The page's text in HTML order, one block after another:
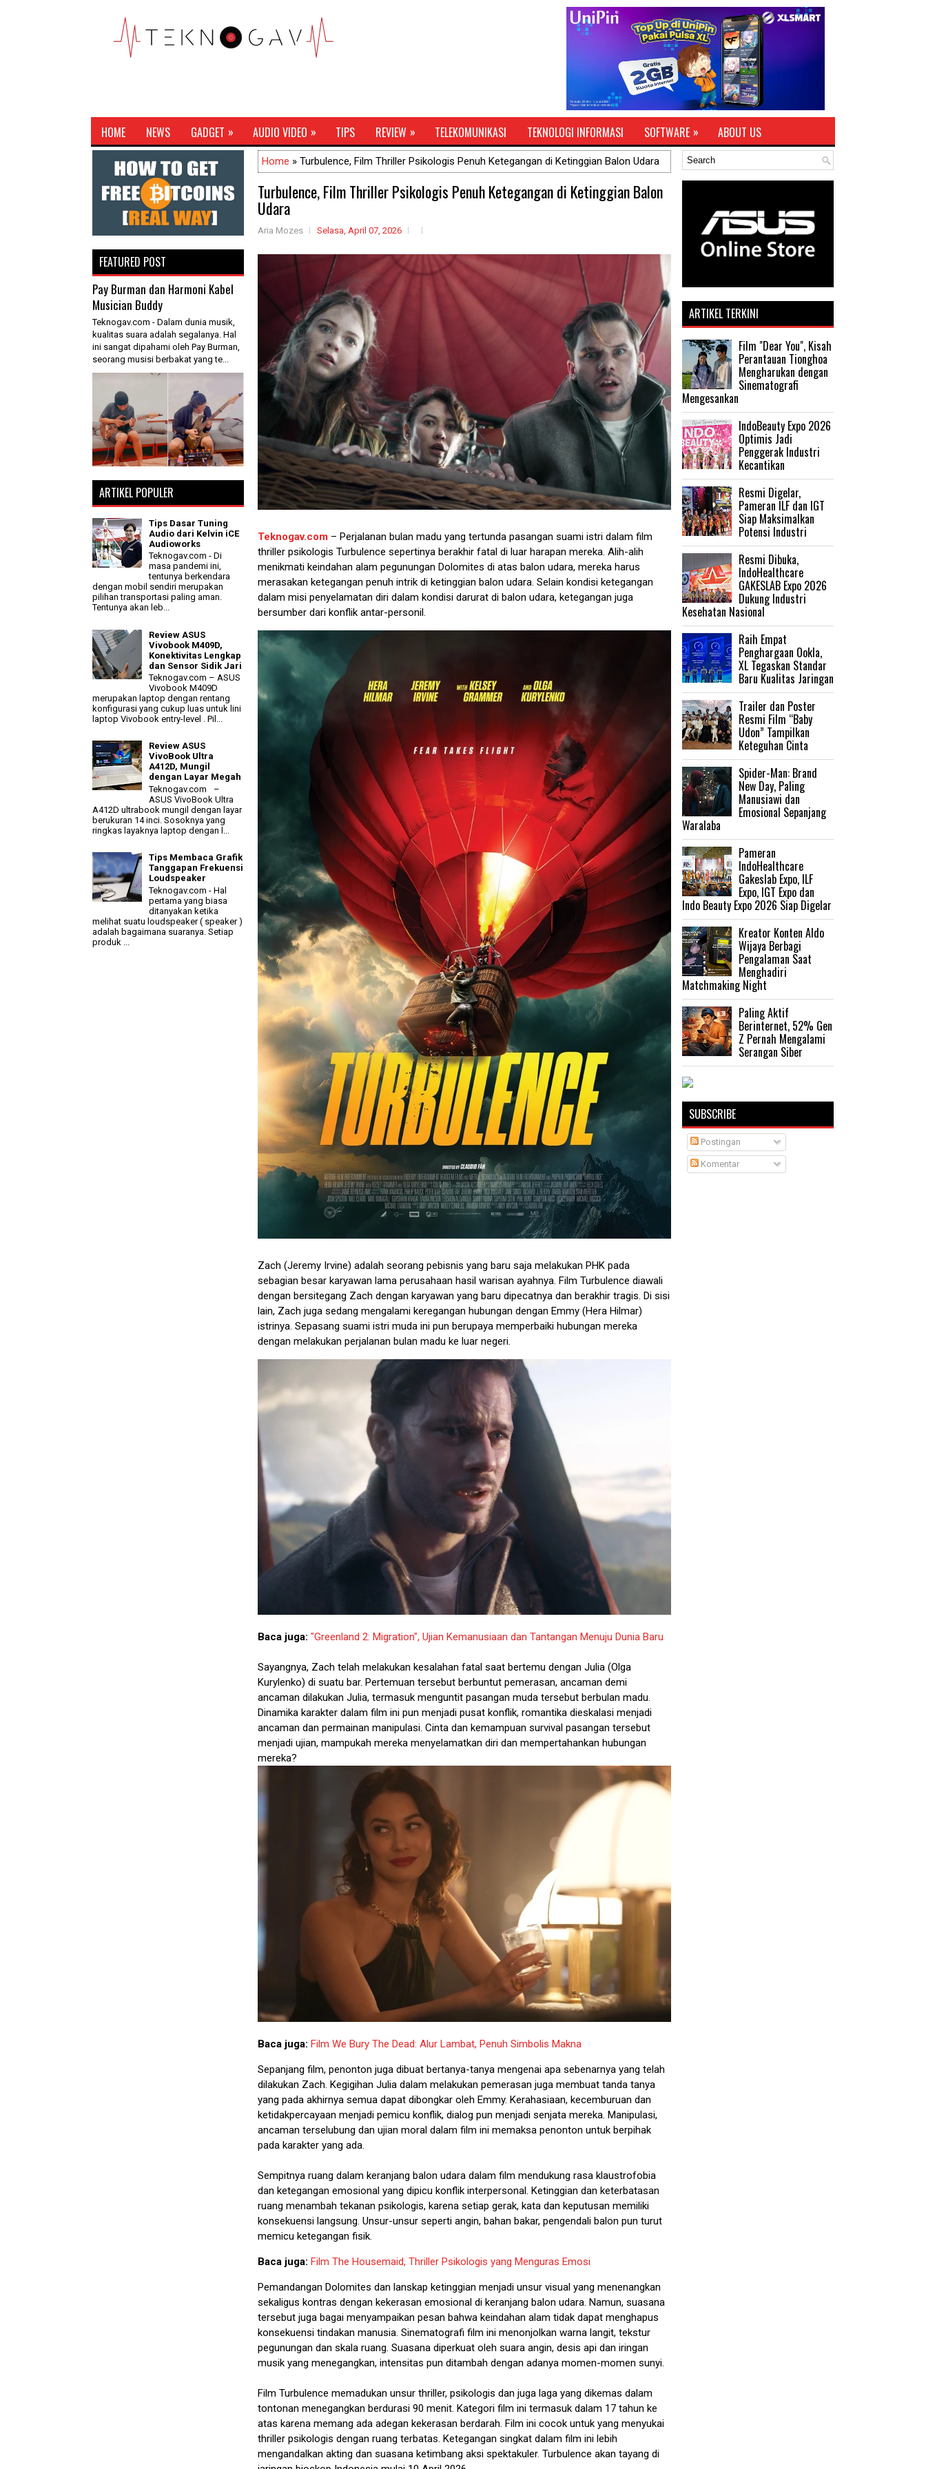
HOME NEWS GADGET » AUDIO VIDEO » TIPS REVIEW » TELEKOMUNIKASI TEKNOLOGI INFORMASI SOFTWARE » ABOUT US
Home » Turbulence, Film Thriller Psikologis Penuh Ketegangan di Ketinggian Balon Udara
Turbulence, Film Thriller Psikologis Penuh Ketegangan di Ketinggian Balon
Udara
Aria Mozes Selasa, April 07, 2026
Teknogav.com – Perjalanan bulan madu yang tertunda pasangan suami istri dalam film
thriller psikologis Turbulence sepertinya berakhir fatal di luar harapan mereka. Alih-alih
menikmati keindahan alam pegunungan Dolomites di atas balon udara, mereka harus
merasakan ketegangan penuh intrik di ketinggian balon udara. Selain kondisi ketegangan
dalam misi penyelamatan diri dalam kondisi darurat di balon udara, ketegangan juga
bersumber dari konflik antar-personil.
Zach (Jeremy Irvine) adalah seorang pebisnis yang baru saja melakukan PHK pada
sebagian besar karyawan lama perusahaan hasil warisan ayahnya. Film Turbulence diawali
dengan bersitegang Zach dengan karyawan yang baru dipecatnya dan berakhir tragis. Di sisi
lain, Zach juga sedang mengalami keregangan hubungan dengan Emmy (Hera Hilmar)
istrinya. Sepasang suami istri muda ini pun berupaya memperbaiki hubungan mereka
dengan melakukan perjalanan bulan madu ke luar negeri.
Baca juga: "Greenland 2: Migration", Ujian Kemanusiaan dan Tantangan Menuju Dunia Baru
Sayangnya, Zach telah melakukan kesalahan fatal saat bertemu dengan Julia (Olga
Kurylenko) di suatu bar. Pertemuan tersebut berbuntut pemerasan, ancaman demi
ancaman dilakukan Julia, termasuk menguntit pasangan muda tersebut berbulan madu.
Dinamika karakter dalam film ini pun menjadi pusat konflik, romantika dieskalasi menjadi
ancaman dan permainan manipulasi. Cinta dan kemampuan survival pasangan tersebut
menjadi ujian, mampukah mereka menyelamatkan diri dan mempertahankan hubungan
mereka?
Baca juga: Film We Bury The Dead: Alur Lambat, Penuh Simbolis Makna
Sepanjang film, penonton juga dibuat bertanya-tanya mengenai apa sebenarnya yang telah
dilakukan Zach. Kegigihan Julia dalam melakukan pemerasan juga membuat tanda tanya
yang pada akhirnya semua dapat dibongkar oleh Emmy. Kerahasiaan, kecemburuan dan
ketidakpercayaan menjadi pemicu konflik, dialog pun menjadi senjata mereka. Manipulasi,
ancaman terselubung dan ujian moral dalam film ini memaksa penonton untuk berpihak
pada karakter yang ada.
Sempitnya ruang dalam keranjang balon udara dalam film mendukung rasa klaustrofobia
dan ketegangan emosional yang dipicu konflik interpersonal. Ketinggian dan keterbatasan
ruang menambah tekanan psikologis, karena setiap gerak, kata dan keputusan memiliki
konsekuensi langsung. Unsur-unsur seperti angin, bahan bakar, pengendali balon pun turut
memicu ketegangan fisik.
Baca juga: Film The Housemaid, Thriller Psikologis yang Menguras Emosi
Pemandangan Dolomites dan lanskap ketinggian menjadi unsur visual yang menenangkan
sekaligus kontras dengan kekerasan emosional di keranjang balon udara. Namun, suasana
tersebut juga bagai menyampaikan pesan bahwa keindahan alam tidak dapat menghapus
konsekuensi tindakan manusia. Sinematografi film ini menonjolkan warna langit, tekstur
pegunungan dan skala ruang. Suasana diperkuat oleh suara angin, desis api dan iringan
musik yang menegangkan, intensitas pun ditambah dengan adanya momen-momen sunyi.
Film Turbulence memadukan unsur thriller, psikologis dan juga laga yang dikemas dalam
tontonan menegangkan berdurasi 90 menit. Kategori film ini termasuk dalam 17 tahun ke
atas karena memang ada adegan kekerasan berdarah. Film ini cocok untuk yang menyukai
thriller psikologis dengan ruang terbatas. Ketegangan singkat dalam film ini lebih
mengandalkan akting dan suasana ketimbang aksi spektakuler. Turbulence akan tayang di
FEATURED POST
Pay Burman dan Harmoni Kabel
Musician Buddy
Teknogav.com - Dalam dunia musik,
kualitas suara adalah segalanya. Hal
ini sangat dipahami oleh Pay Burman,
seorang musisi berbakat yang te...
ARTIKEL POPULER
Tips Dasar Tuning
Audio dari Kelvin iCE
Audioworks
Teknogav.com - Di
masa pandemi ini,
tentunya berkendara
dengan mobil sendiri merupakan
pilihan transportasi paling aman.
Tentunya akan leb...
Review ASUS
Vivobook M409D,
Konektivitas Lengkap
dan Sensor Sidik Jari
Teknogav.com – ASUS
Vivobook M409D
merupakan laptop dengan rentang
konfigurasi yang cukup luas untuk lini
laptop Vivobook entry-level . Pil...
Review ASUS
VivoBook Ultra
A412D, Mungil
dengan Layar Megah
Teknogav.com –
ASUS VivoBook Ultra
A412D ultrabook mungil dengan layar
berukuran 14 inci. Sosoknya yang
ringkas layaknya laptop dengan l...
Tips Membaca Grafik
Tanggapan Frekuensi
Loudspeaker
Teknogav.com - Hal
pertama yang biasa
ditanyakan ketika
melihat suatu loudspeaker ( speaker )
adalah bagaimana suaranya. Setiap
produk ...
ARTIKEL TERKINI
Film "Dear You", Kisah
Perantauan Tionghoa
Mengharukan dengan
Sinematografi
Mengesankan
IndoBeauty Expo 2026
Optimis Jadi
Penggerak Industri
Kecantikan
Resmi Digelar,
Pameran ILF dan IGT
Siap Maksimalkan
Potensi Industri
Resmi Dibuka,
IndoHealthcare
GAKESLAB Expo 2026
Dukung Industri
Kesehatan Nasional
Raih Empat
Penghargaan Ookla,
XL Tegaskan Standar
Baru Kualitas Jaringan
Trailer dan Poster
Resmi Film “Baby
Udon” Tampilkan
Keteguhan Cinta
‎Spider-Man: Brand
New Day, Paling
Manusiawi dan
Emosional Sepanjang
Waralaba
Pameran
IndoHealthcare
Gakeslab Expo, ILF
Expo, IGT Expo dan
Indo Beauty Expo 2026 Siap Digelar
Kreator Konten Aldo
Wijaya Berbagi
Pengalaman Saat
Menghadiri
Matchmaking Night
Paling Aktif
Berinternet, 52% Gen
Z Pernah Mengalami
Serangan Siber
SUBSCRIBE
Postingan
Komentar